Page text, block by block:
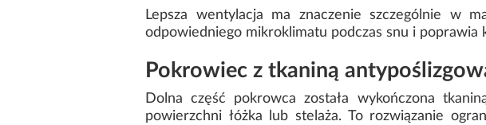
Lepsza wentylacja ma znaczenie szczególnie w
odpowiedniego mikroklimatu podczas snu i poprawia
Pokrowiec z tkaniną
Dolna część pokrowca została wykończona
powierzchni łóżka lub stelaża. To rozwiązanie